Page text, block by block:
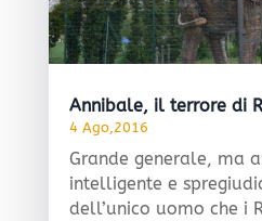
Annibale, il terrore di
4 Ago,2016
Grande generale, ma
intelligente e
dell’unico uomo che i